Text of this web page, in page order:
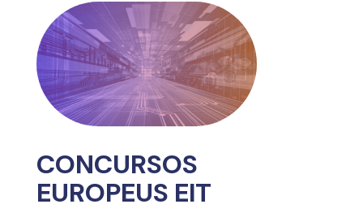
CONCURSOS
EUROPEUS EIT